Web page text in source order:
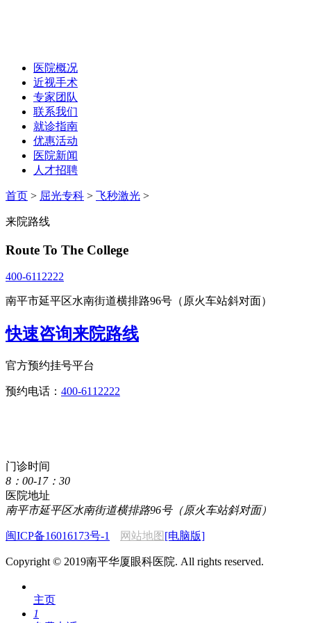
医院概况
近视手术
专家团队
联系我们
就诊指南
优惠活动
医院新闻
人才招聘
首页 > 屈光专科 > 飞秒激光 >
来院路线
Route To The College
400-6112222
南平市延平区水南街道横排路96号（原火车站斜对面）
快速咨询来院路线
官方预约挂号平台
预约电话： 400-6112222
门诊时间
8：00-17：30
医院地址
南平市延平区水南街道横排路96号（原火车站斜对面）
闽ICP备16016173号-1 网站地图 [电脑版]
Copyright © 2019南平华厦眼科医院. All rights reserved.
主页
1